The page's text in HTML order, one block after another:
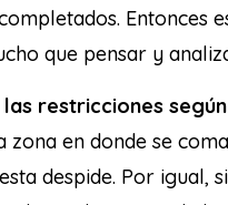
que pensar y
las restricciones
zona en donde se
despide. Por igual,